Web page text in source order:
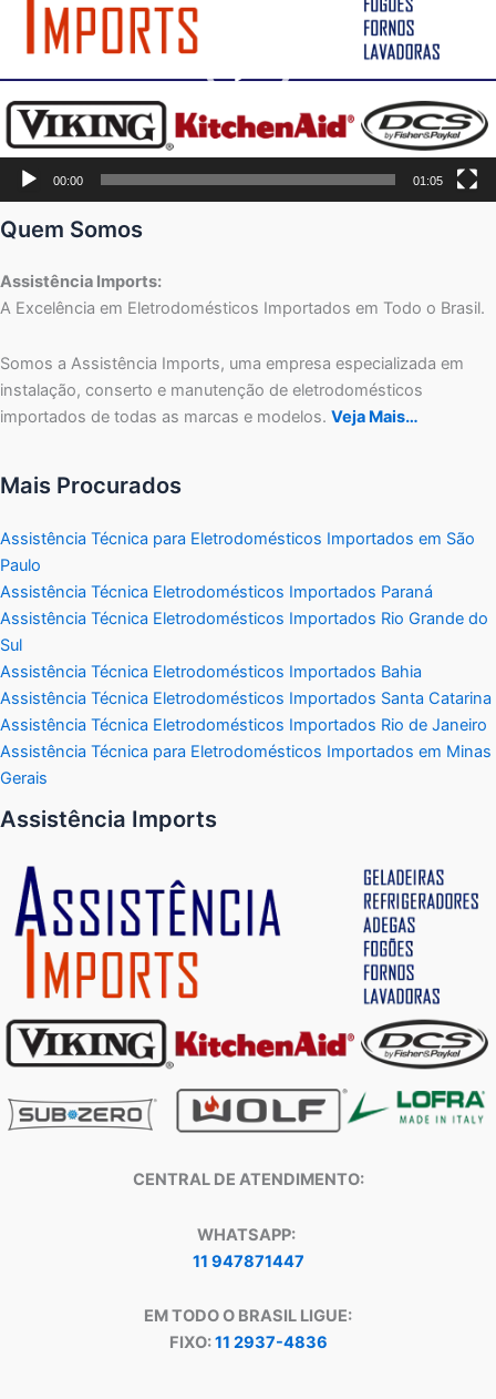
00:00 01:05
Quem Somos
Assistência Imports:
A Excelência em Eletrodomésticos Importados em Todo o Brasil.
Somos a Assistência Imports, uma empresa especializada em
instalação, conserto e manutenção de eletrodomésticos
importados de todas as marcas e modelos. Veja Mais…
Mais Procurados
Assistência Técnica para Eletrodomésticos Importados em São
Paulo
Assistência Técnica Eletrodomésticos Importados Paraná
Assistência Técnica Eletrodomésticos Importados Rio Grande do
Sul
Assistência Técnica Eletrodomésticos Importados Bahia
Assistência Técnica Eletrodomésticos Importados Santa Catarina
Assistência Técnica Eletrodomésticos Importados Rio de Janeiro
Assistência Técnica para Eletrodomésticos Importados em Minas
Gerais
Assistência Imports
CENTRAL DE ATENDIMENTO:
WHATSAPP:
11 947871447
EM TODO O BRASIL LIGUE:
FIXO:11 2937-4836